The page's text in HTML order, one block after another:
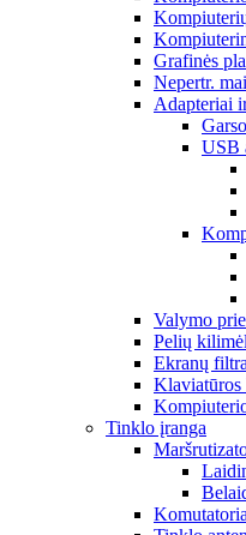
Grafinės
Nepertr.
Adapteriai
USB
Valymo
Pelių
Ekranų
Klaviatūros
Tinklo įranga